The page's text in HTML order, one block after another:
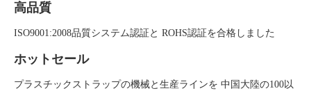
高品質
ISO9001:2008品質システム認証と ROHS認証を合格しました
ホットセール
プラスチックストラップの機械と生産ラインを 中国大陸の100以